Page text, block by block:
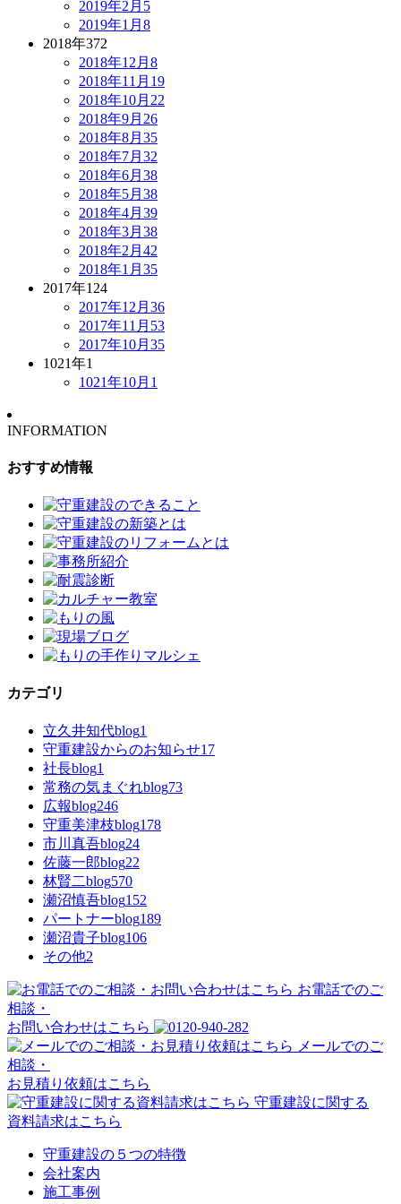
2019年2月 5
2019年1月 8
2018年372
2018年12月 8
2018年11月 19
2018年10月 22
2018年9月 26
2018年8月 35
2018年7月 32
2018年6月 38
2018年5月 38
2018年4月 39
2018年3月 38
2018年2月 42
2018年1月 35
2017年124
2017年12月 36
2017年11月 53
2017年10月 35
1021年1
1021年10月 1
INFORMATION
おすすめ情報
カテゴリ
立久井知代blog1
守重建設からのお知らせ17
社長blog1
常務の気まぐれblog73
広報blog246
守重美津枝blog178
市川真吾blog24
佐藤一郎blog22
林賢二blog570
瀬沼慎吾blog152
パートナーblog189
瀬沼貴子blog106
その他2
お電話でのご
相談・
お問い合わせはこちら
メールでのご
相談・
お見積り依頼はこちら
守重建設に関する
資料請求はこちら
守重建設の５つの特徴
会社案内
施工事例